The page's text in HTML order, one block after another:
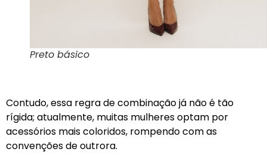
Preto básico
Contudo, essa regra de combinação já não é tão
rígida; atualmente, muitas mulheres optam por
acessórios mais coloridos, rompendo com as
convenções de outrora.